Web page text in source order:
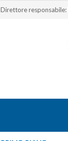
Direttore responsabile: